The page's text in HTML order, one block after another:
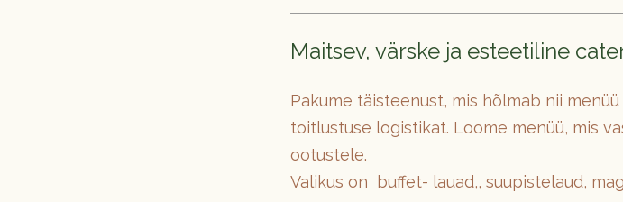
Maitsev, värske ja esteetiline
Pakume täisteenust, mis hõlmab nii
toitlustuse logistikat. Loome menüü, mis
ootustele.
Valikus on buffet- lauad,, suupistelaud,